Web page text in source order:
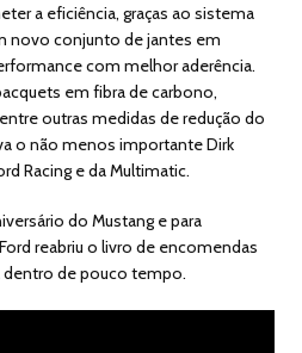
a eficiência, graças ao sistema
novo conjunto de jantes em
com melhor aderência.
em fibra de carbono,
outras medidas de redução do
o não menos importante Dirk
Racing e da Multimatic.
do Mustang e para
reabriu o livro de encomendas
de pouco tempo.